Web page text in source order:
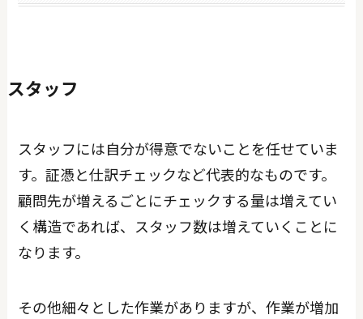
スタッフ
スタッフには自分が得意でないことを任せていま
す。証憑と仕訳チェックなど代表的なものです。
顧問先が増えるごとにチェックする量は増えてい
く構造であれば、スタッフ数は増えていくことに
なります。
その他細々とした作業がありますが、作業が増加